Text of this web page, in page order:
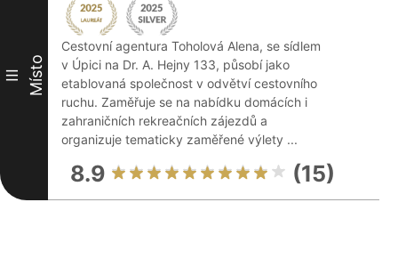
III Místo
Cestovní agentura Toholová Alena, se sídlem
v Úpici na Dr. A. Hejny 133, působí jako
etablovaná společnost v odvětví cestovního
ruchu. Zaměřuje se na nabídku domácích i
zahraničních rekreačních zájezdů a
organizuje tematicky zaměřené výlety ...
8.9 (15)